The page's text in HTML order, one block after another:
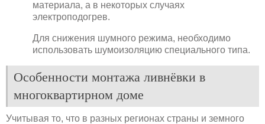
материала, а в некоторых случаях
электроподогрев.
Для снижения шумного режима, необходимо
использовать шумоизоляцию специального типа.
Особенности монтажа ливнёвки в
многоквартирном доме
Учитывая то, что в разных регионах страны и земного